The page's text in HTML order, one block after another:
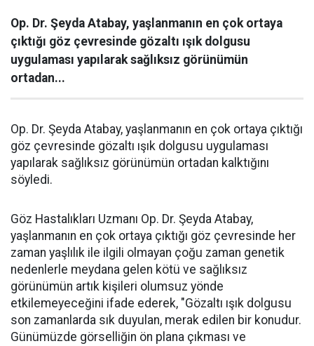
Op. Dr. Şeyda Atabay, yaşlanmanın en çok ortaya
çıktığı göz çevresinde gözaltı ışık dolgusu
uygulaması yapılarak sağlıksız görünümün
ortadan...
Op. Dr. Şeyda Atabay, yaşlanmanın en çok ortaya çıktığı
göz çevresinde gözaltı ışık dolgusu uygulaması
yapılarak sağlıksız görünümün ortadan kalktığını
söyledi.
Göz Hastalıkları Uzmanı Op. Dr. Şeyda Atabay,
yaşlanmanın en çok ortaya çıktığı göz çevresinde her
zaman yaşlılık ile ilgili olmayan çoğu zaman genetik
nedenlerle meydana gelen kötü ve sağlıksız
görünümün artık kişileri olumsuz yönde
etkilemeyeceğini ifade ederek, "Gözaltı ışık dolgusu
son zamanlarda sık duyulan, merak edilen bir konudur.
Günümüzde görselliğin ön plana çıkması ve